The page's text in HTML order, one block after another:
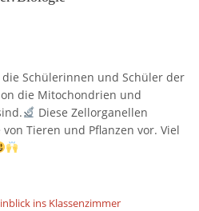
Schülerinnen und Schüler der
die Mitochondrien und
Diese Zellorganellen
Tieren und Pflanzen vor. Viel
ins Klassenzimmer